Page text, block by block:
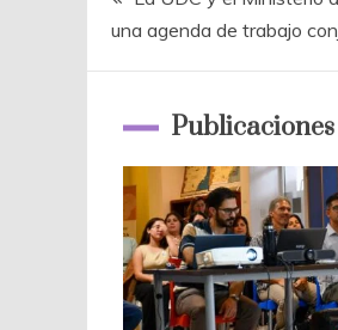
de
entradas
una agenda de trabajo